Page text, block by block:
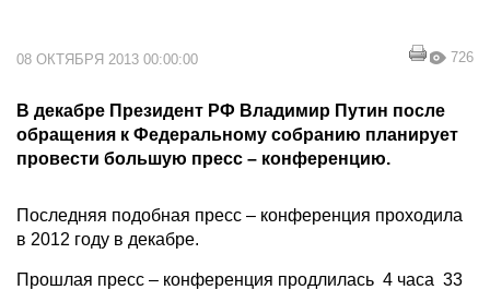
08 ОКТЯБРЯ 2013 00:00:00 726
В декабре Президент РФ Владимир Путин после
обращения к Федеральному собранию планирует
провести большую пресс – конференцию.
Последняя подобная пресс – конференция проходила
в 2012 году в декабре.
Прошлая пресс – конференция продлилась 4 часа 33